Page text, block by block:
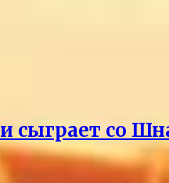
сыграет со